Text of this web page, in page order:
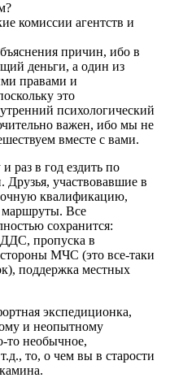
комиссии агентств и
причин, ибо в
деньги, а один из
правами и
это
психологический
важен, ибо мы не
вместе с вами.
раз в год ездить по
участвовавшие в
квалификацию,
маршруты. Все
сохранится:
пропуска в
МЧС (это все-таки
поддержка местных
экспедиционка,
и неопытному
то необычное,
то, о чем вы в старости